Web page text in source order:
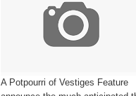
A Potpourri of Vestiges Feature